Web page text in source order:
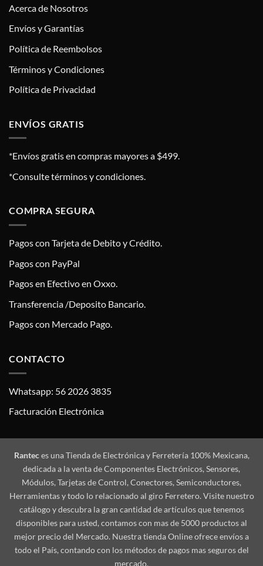
Acerca de Nosotros
Envíos y Garantías
Política de Reembolsos
Términos y Condiciones
Política de Privacidad
ENVÍOS GRATIS
*Envíos gratis en compras mayores a $499.
*Consulte términos y condiciones.
COMPRA SEGURA
Pagos con Tarjeta de Debito y Crédito.
Pagos con PayPal
Pagos en Efectivo en Oxxo.
Transferencia /Deposito Bancario.
Pagos con Mercado Pago.
CONTACTO
Whatsapp: 56 2026 3835
Facturación Electrónica
Ranteces una Tienda de Electrónica y Ferretería 100% Mexicana,
dedicada a la venta de Componentes Electrónicos, Sensores,
Módulos, Tarjetas de Control, Conectores, Semiconductores,
Herramientas y todo lo relacionado al giro Ferretero. Visite nuestro
catálogo y descubra la gran cantidad de artículos que tenemos
disponibles para usted, contamos con mas de 5000 productos al
mejor precio del Mercado. Nuestra tienda Online ofrece envíos a
todo el País, contando con los métodos de pagos mas seguros del
mercado.